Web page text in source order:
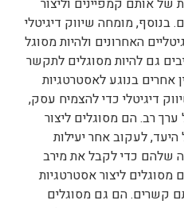
של אותם קמפיינים וליצור
בנוסף, מומחה שיווק דיגיטלי
האחרונים ולהיות מסוגל
גם להיות מסוגלים לתקשר
אחרים בנוגע לאסטרטגיות
דיגיטלי כדי להצמיח עסק,
רב. הם מסוגלים ליצור
לעקוב אחר יעילות
שלהם כדי לקבל את מירב
ליצור אסטרטגיות
קשרים. הם גם מסוגלים